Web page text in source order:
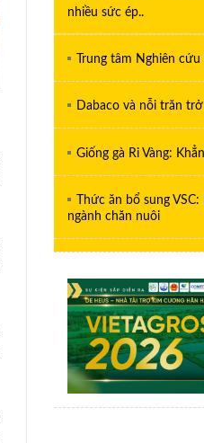
nhiều sức ép..
Trung tâm Nghiên
Dabaco và nỗi trăn
Giống gà Ri Vàng:
Thức ăn bổ sung
ngành chăn nuôi